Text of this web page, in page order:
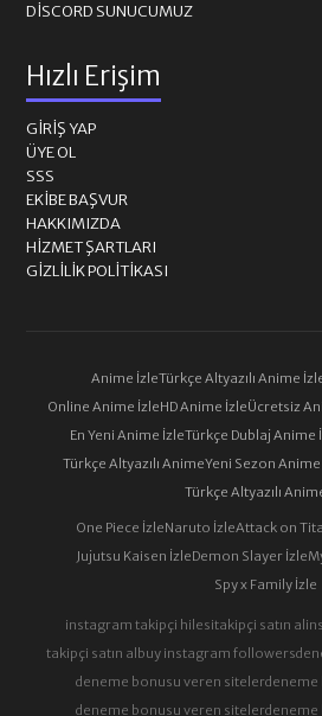
DISCORD SUNUCUMUZ
Hızlı Erişim
GIRIŞ YAP
ÜYE OL
SSS
EKIBE BAŞVUR
HAKKIMIZDA
HIZMET ŞARTLARI
GIZLILIK POLITIKASI
Anime İzleTürkçe Altyazılı Anime
Online Anime İzleHD Anime İzleÜcretsiz
En Yeni Anime İzleTürkçe Dublaj Anime
Türkçe Altyazılı AnimeYeni Sezon Anime
Türkçe Altyazılı
One Piece İzleNaruto İzleAttack on
Jujutsu Kaisen İzleDemon Slayer İzle
Spy x Family İzle
instagram takipçi hilesitakipçi satın al
takipçi satın al buy instagram followers
deneme bonusu veren sitelerdeneme
deneme bonusu veren sitelerdeneme